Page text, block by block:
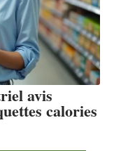
avis
calories